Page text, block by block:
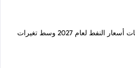
جولدمان ساكس يخفض توقعات أسعار النفط لعام 2027 وسط تغيرات